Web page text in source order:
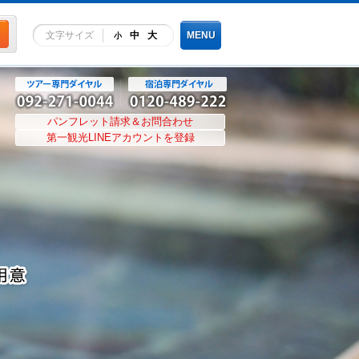
文字サイズ 小 中 大 MENU
パンフレット請求＆お問合わせ
第一観光LINEアカウントを登録